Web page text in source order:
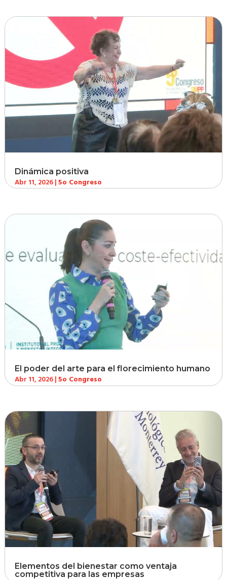
Dinámica positiva
Abr 11, 2026|5o Congreso
El poder del arte para el florecimiento humano
Abr 11, 2026|5o Congreso
Elementos del bienestar como ventaja
competitiva para las empresas